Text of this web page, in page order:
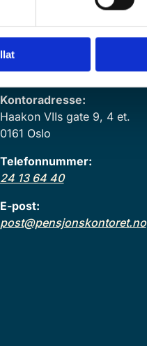
Postadresse:
Postboks 1466 Vika,
0116 Oslo
Kontoradresse:
Haakon VIIs gate 9, 4 et.
0161 Oslo
Telefonnummer:
24 13 64 40
E-post:
post@pensjonskontoret.no